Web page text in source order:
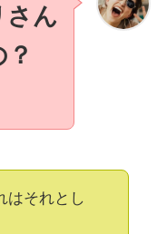
ん
はそれとし